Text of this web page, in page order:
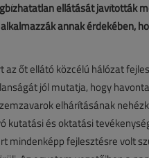
ellátását javították
annak érdekében,
őt ellátó közcélú hálózat
jól mutatja, hogy
elhárításának
kutatási és oktatási
mindenképp fejlesztésre volt